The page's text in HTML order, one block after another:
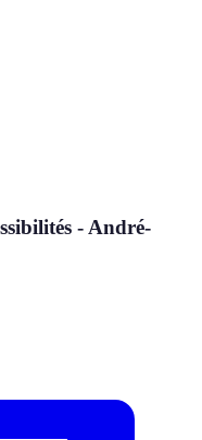
- André-